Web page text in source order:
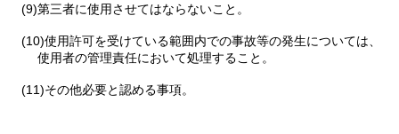
(9)第三者に使用させてはならないこと。
(10)使用許可を受けている範囲内での事故等の発生については、
使用者の管理責任において処理すること。
(11)その他必要と認める事項。